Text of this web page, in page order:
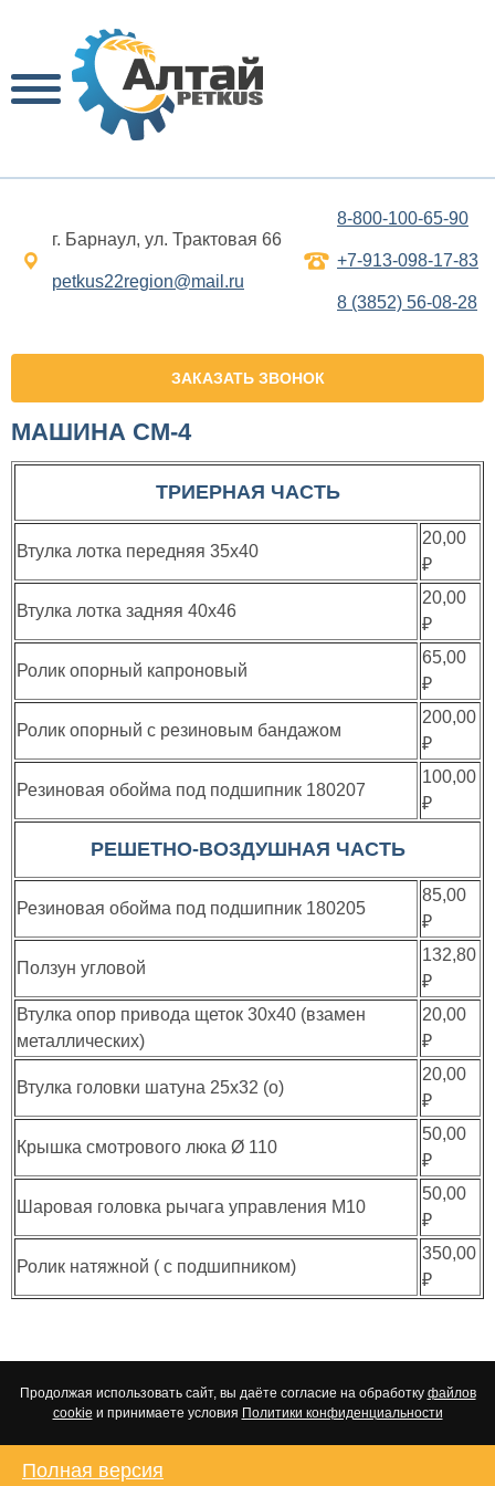
г. Барнаул, ул. Трактовая 66
petkus22region@mail.ru
8-800-100-65-90
+7-913-098-17-83
8 (3852) 56-08-28
ЗАКАЗАТЬ ЗВОНОК
МАШИНА СМ-4
ТРИЕРНАЯ ЧАСТЬ
Втулка лотка передняя 35х40
20,00
₽
Втулка лотка задняя 40х46
20,00
₽
Ролик опорный капроновый
65,00
₽
Ролик опорный с резиновым бандажом
200,00
₽
Резиновая обойма под подшипник 180207
100,00
₽
РЕШЕТНО-ВОЗДУШНАЯ ЧАСТЬ
Резиновая обойма под подшипник 180205
85,00
₽
Ползун угловой
132,80
₽
Втулка опор привода щеток 30х40 (взамен
металлических)
20,00
₽
Втулка головки шатуна 25х32 (о)
20,00
₽
Крышка смотрового люка Ø 110
50,00
₽
Шаровая головка рычага управления М10
50,00
₽
Ролик натяжной ( с подшипником)
350,00
₽
Продолжая использовать сайт, вы даёте согласие на обработку файлов
cookie и принимаете условия Политики конфиденциальности
Полная версия